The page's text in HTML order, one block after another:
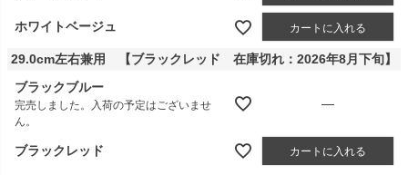
ホワイトベージュ カートに入れる
29.0cm左右兼用 【ブラックレッド 在庫切れ：2026年8月下旬】
ブラックブルー
完売しました。入荷の予定はございませ
ん。
—
ブラックレッド カートに入れる